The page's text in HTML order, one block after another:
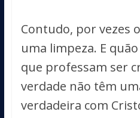
Contudo, por vezes
uma limpeza. E
que professam ser
verdade não têm
verdadeira com